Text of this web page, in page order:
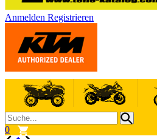
Anmelden Registrieren
0